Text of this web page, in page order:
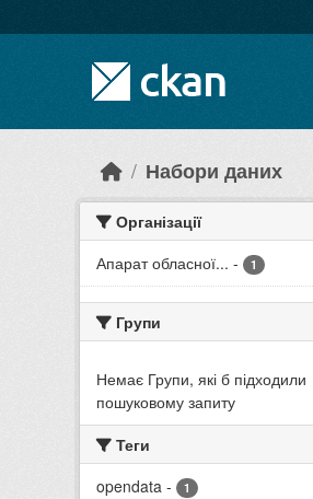
Набори даних
Організації
Апарат обласної... - 1
Групи
Немає Групи, які б підходили
пошуковому запиту
Теги
opendata - 1